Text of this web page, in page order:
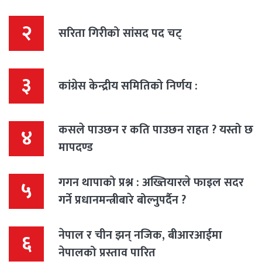
२ सरिता गिरीको सांसद पद चट्
३ कांग्रेस केन्द्रीय समितिको निर्णय :
४
कसले पाउछन र कति पाउछन राहत ? यस्तो छ
मापदण्ड
५
गगन थापाको प्रश्न : अख्तियारले फाइल सदर
गर्ने प्रधानमन्त्रीबारे बोल्नुपर्दैन ?
६
नेपाल र चीन झन् नजिक, बीआरआईमा
नेपालको प्रस्ताव पारित